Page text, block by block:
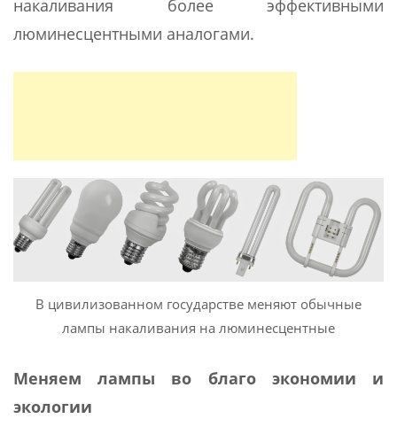
накаливания более эффективными
люминесцентными аналогами.
В цивилизованном государстве меняют обычные
лампы накаливания на люминесцентные
Меняем лампы во благо экономии и
экологии